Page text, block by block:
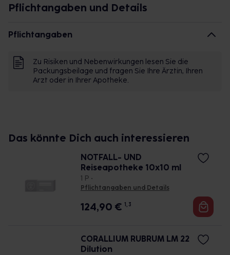
Pflichtangaben und Details
Pflichtangaben
Zu Risiken und Nebenwirkungen lesen Sie die
Packungsbeilage und fragen Sie Ihre Ärztin, Ihren
Arzt oder in Ihrer Apotheke.
Das könnte Dich auch interessieren
NOTFALL- UND
Reiseapotheke 10x10 ml
1 P •
Pflichtangaben und Details
124,90 € 1, 3
CORALLIUM RUBRUM LM 22
Dilution